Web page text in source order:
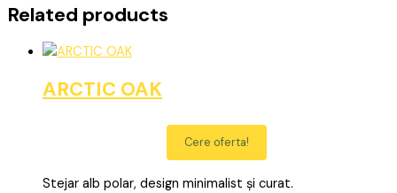
Related products
ARCTIC OAK
Cere oferta!
Stejar alb polar, design minimalist și curat.